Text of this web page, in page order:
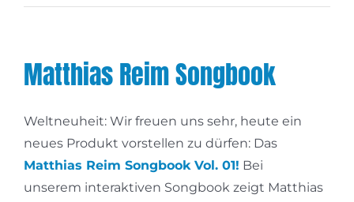
Matthias Reim Songbook
Weltneuheit: Wir freuen uns sehr, heute ein
neues Produkt vorstellen zu dürfen: Das
Matthias Reim Songbook Vol. 01! Bei
unserem interaktiven Songbook zeigt Matthias